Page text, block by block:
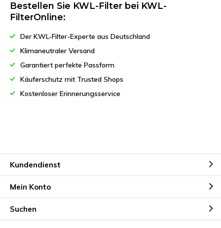
Bestellen Sie KWL-Filter bei KWL-
FilterOnline:
Der KWL-Filter-Experte aus Deutschland
Klimaneutraler Versand
Garantiert perfekte Passform
Käuferschutz mit Trusted Shops
Kostenloser Erinnerungsservice
Kundendienst
Mein Konto
Suchen